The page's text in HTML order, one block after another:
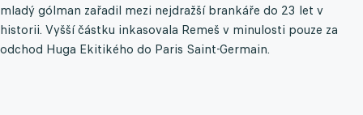
mladý gólman zařadil mezi nejdražší brankáře do 23 let v
historii. Vyšší částku inkasovala Remeš v minulosti pouze za
odchod Huga Ekitikého do Paris Saint-Germain.